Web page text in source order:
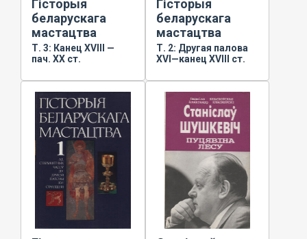
Гісторыя
беларускага
мастацтва
Т. 3: Канец XVIII —
пач. XX ст.
Гісторыя
беларускага
мастацтва
Т. 2: Другая палова
XVI—канец XVIII ст.